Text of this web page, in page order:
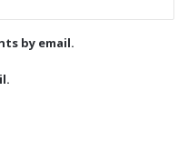
by email.